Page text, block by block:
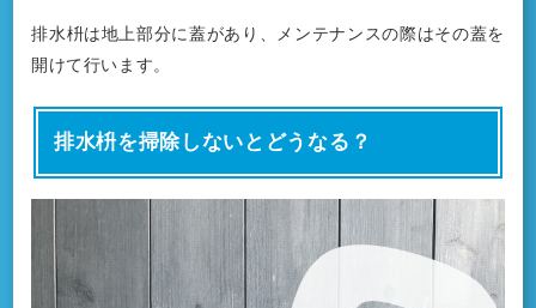
排水枡は地上部分に蓋があり、メンテナンスの際はその蓋を
開けて行います。
排水枡を掃除しないとどうなる？